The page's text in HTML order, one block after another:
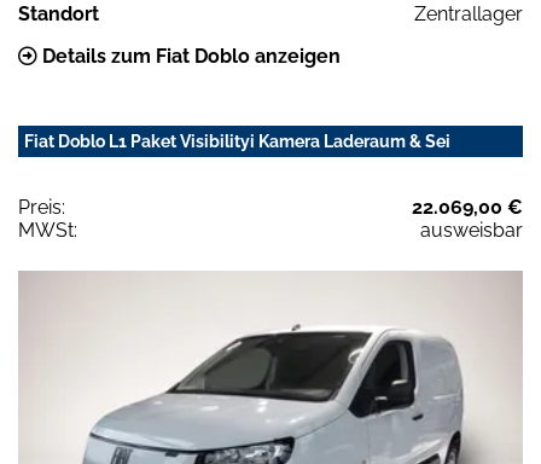
Standort
Zentrallager
Details zum Fiat Doblo anzeigen
Fiat Doblo L1 Paket Visibilityi Kamera Laderaum & Sei
Preis:
22.069,00 €
MWSt:
ausweisbar